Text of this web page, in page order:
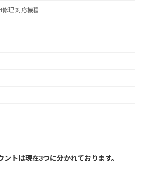
理 対応機種
ントは現在3つに分かれております。